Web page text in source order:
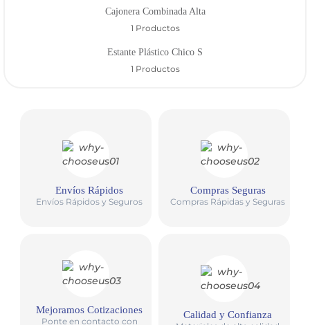
Cajonera Combinada Alta
1 Productos
Estante Plástico Chico S
1 Productos
Envíos Rápidos
Envíos Rápidos y Seguros
Compras Seguras
Compras Rápidas y Seguras
Mejoramos Cotizaciones
Ponte en contacto con
Calidad y Confianza